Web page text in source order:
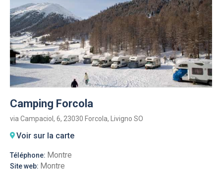
Camping Forcola
via Campaciol, 6, 23030 Forcola, Livigno SO
Voir sur la carte
Téléphone: Montre
Site web: Montre